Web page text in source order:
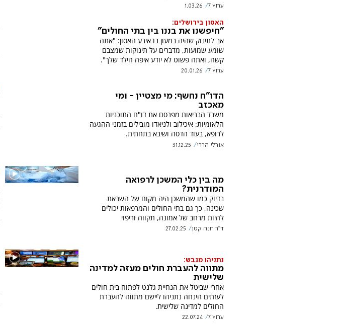
ערוץ 7 1.03.26
האסון בירושלים:
"חיפשנו את בננו בין בתי החולים"
אב לתינוק שהיה במעון בו אירע האסון: "אתה
שומע שמועות, מדברים על תינוקות שמצבם
קשה, ואתה פשוט לא יודע איפה הילד שלך".
ערוץ 7 20.01.26
הדו"ח נחשף: מי מצטיין - ומי
מאכזב
משרד הבריאות מפרסם את דו"ח התוכניות
הלאומיות: איכילוב ולניאדו מובילים בזמני ההגעה
לרופא, בעוד הדסה ושיבא בתחתית.
אורלי הררי 31.12.25
מה בין כלי המשכן לרפואה
המודרנית?
בדיוק כמו שהמשכן היה מקום של השראת
שכינה, כך גם בתי החולים והמרפאות יכולים
להיות מרחב של אמונה, תקווה וריפוי
ד"ר חנה קטן 27.02.25
נתניהו מגבש:
מתווה להעברת חולים מעזה למדינה
שלישית
אחרי שביטל את הנחיית גלנט לפתוח בית חולים
לעזתים הינחה נתניהו ליישם מתווה להעברת
החולים למדינה שלישית.
ערוץ 7 22.07.24